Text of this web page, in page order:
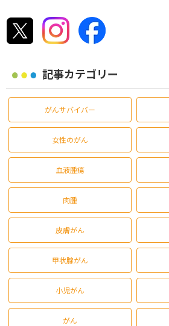
記事カテゴリー
がんサバイバー
女性のがん
血液腫瘍
肉腫
皮膚がん
甲状腺がん
小児がん
がん